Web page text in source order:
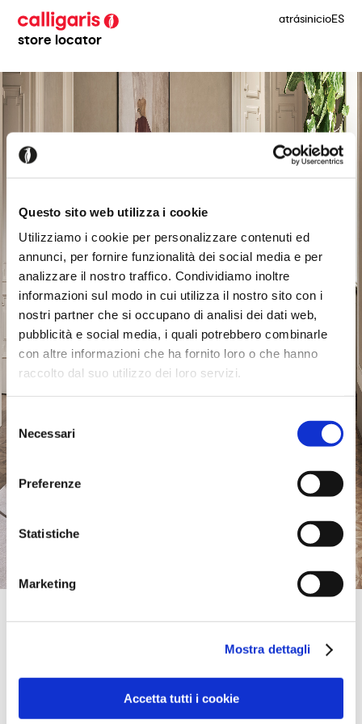
Questo sito web utilizza i cookie
Utilizziamo i cookie per personalizzare contenuti ed
annunci, per fornire funzionalità dei social media e per
analizzare il nostro traffico. Condividiamo inoltre
informazioni sul modo in cui utilizza il nostro sito con i
nostri partner che si occupano di analisi dei dati web,
pubblicità e social media, i quali potrebbero combinarle
con altre informazioni che ha fornito loro o che hanno
raccolto dal suo utilizzo dei loro servizi.
del
consenso
Necessari
Preferenze
Statistiche
Marketing
Mostra dettagli
Accetta tutti i cookie
store locator
atrásinicioES
+302271043113
info@kyrosdeco.gr